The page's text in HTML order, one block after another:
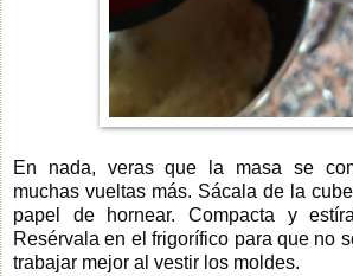
En nada, veras que la masa se
muchas vueltas más. Sácala de la
papel de hornear. Compacta y
Resérvala en el frigorífico para que no
trabajar mejor al vestir los moldes.